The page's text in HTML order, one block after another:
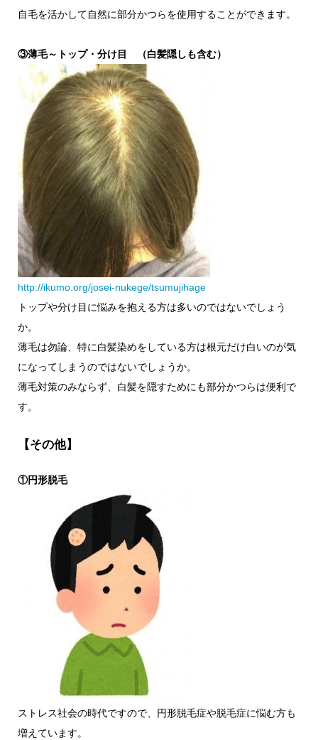
自毛を活かして自然に部分かつらを使用することができます。
③薄毛～トップ・分け目 （白髪隠しも含む）
http://ikumo.org/josei-nukege/tsumujihage
トップや分け目に悩みを抱える方は多いのではないでしょう
か。
薄毛は勿論、特に白髪染めをしている方は根元だけ白いのが気
になってしまうのではないでしょうか。
薄毛対策のみならず、白髪を隠すためにも部分かつらは便利で
す。
【その他】
①円形脱毛
ストレス社会の時代ですので、円形脱毛症や脱毛症に悩む方も
増えています。